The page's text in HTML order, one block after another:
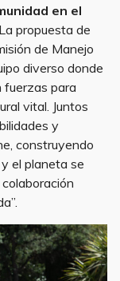
en el
La propuesta de
de Manejo
diverso donde
fuerzas para
vital. Juntos
y
construyendo
el planeta se